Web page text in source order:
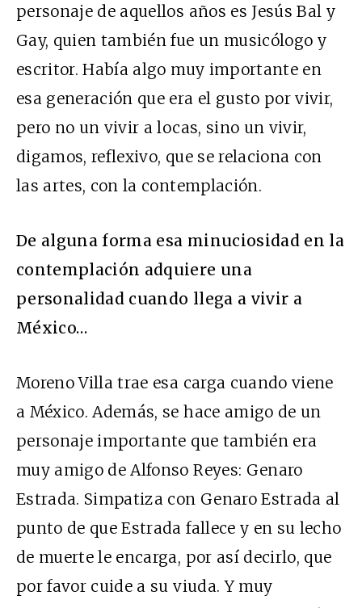
personaje de aquellos años es Jesús Bal y
Gay, quien también fue un musicólogo y
escritor. Había algo muy importante en
esa generación que era el gusto por vivir,
pero no un vivir a locas, sino un vivir,
digamos, reflexivo, que se relaciona con
las artes, con la contemplación.
De alguna forma esa minuciosidad en la
contemplación adquiere una
personalidad cuando llega a vivir a
México…
Moreno Villa trae esa carga cuando viene
a México. Además, se hace amigo de un
personaje importante que también era
muy amigo de Alfonso Reyes: Genaro
Estrada. Simpatiza con Genaro Estrada al
punto de que Estrada fallece y en su lecho
de muerte le encarga, por así decirlo, que
por favor cuide a su viuda. Y muy